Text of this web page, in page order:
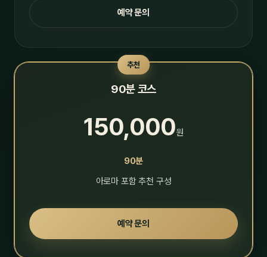
예약 문의
추천
90분 코스
150,000원
90분
아로마 포함 추천 구성
예약 문의